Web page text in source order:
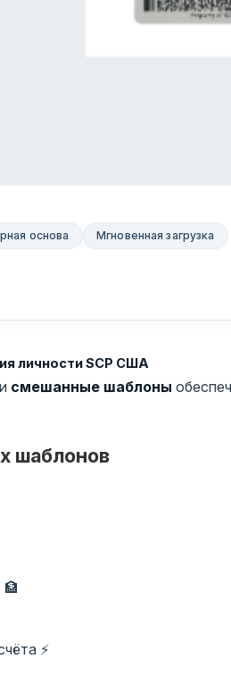
основа Мгновенная загрузка
личности SCP США
смешанные шаблоны
шаблонов
⚡